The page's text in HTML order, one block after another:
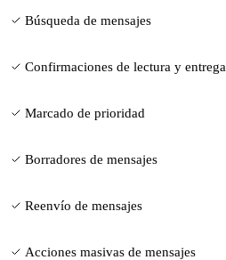
Búsqueda de mensajes
Confirmaciones de lectura y entrega
Marcado de prioridad
Borradores de mensajes
Reenvío de mensajes
Acciones masivas de mensajes